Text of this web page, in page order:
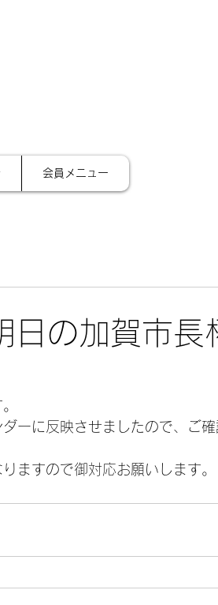
会員メニュー
日の加賀市長
ーに反映させましたので、ご
ますので御対応お願いします。